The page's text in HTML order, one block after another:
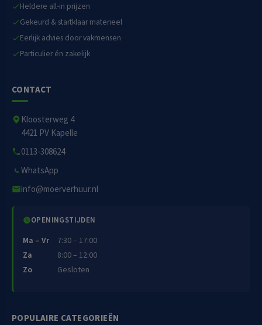
Heldere all-in prijzen
Gekeurd & startklaar materieel
Eerlijk advies door vakmensen
Particulier én zakelijk
CONTACT
Kloosterweg 4
4421 PV Kapelle
0113-308624
WhatsApp
info@moerverhuur.nl
OPENINGSTIJDEN
Ma – Vr
7:30 – 17:00
Za
8:00 – 12:00
Zo
Gesloten
POPULAIRE CATEGORIEËN